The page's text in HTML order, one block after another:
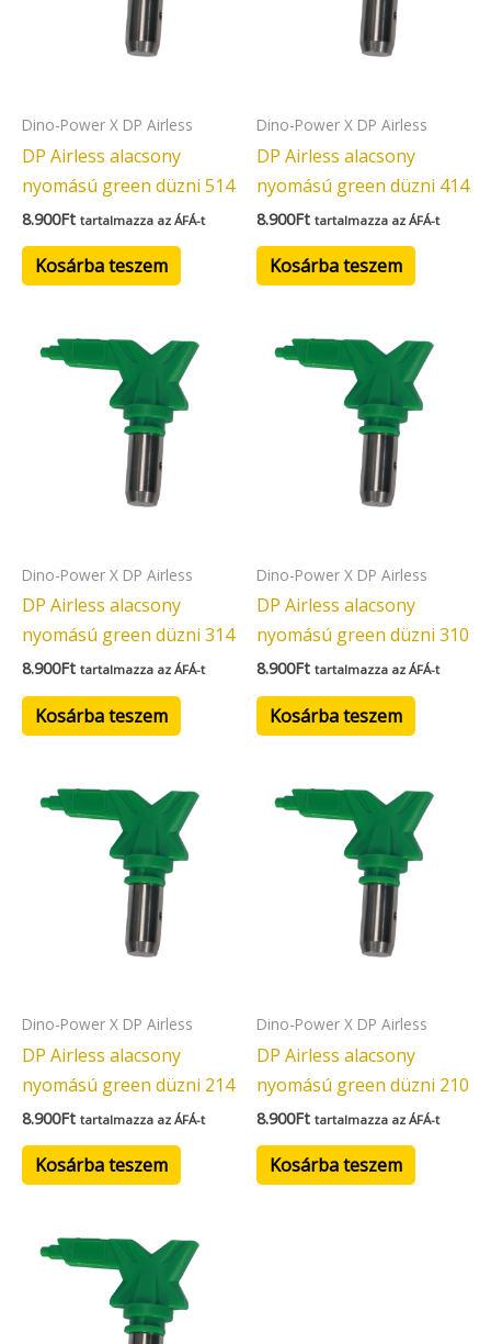
Dino-Power X DP Airless
DP Airless alacsony
nyomású green düzni 514
8.900Ft tartalmazza az ÁFÁ-t
Kosárba teszem
Dino-Power X DP Airless
DP Airless alacsony
nyomású green düzni 414
8.900Ft tartalmazza az ÁFÁ-t
Kosárba teszem
Dino-Power X DP Airless
DP Airless alacsony
nyomású green düzni 314
8.900Ft tartalmazza az ÁFÁ-t
Kosárba teszem
Dino-Power X DP Airless
DP Airless alacsony
nyomású green düzni 310
8.900Ft tartalmazza az ÁFÁ-t
Kosárba teszem
Dino-Power X DP Airless
DP Airless alacsony
nyomású green düzni 214
8.900Ft tartalmazza az ÁFÁ-t
Kosárba teszem
Dino-Power X DP Airless
DP Airless alacsony
nyomású green düzni 210
8.900Ft tartalmazza az ÁFÁ-t
Kosárba teszem